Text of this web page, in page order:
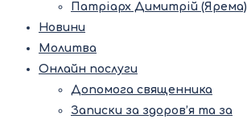
Патріарх Димитрій (Ярема)
Новини
Молитва
Онлайн послуги
Допомога священника
Записки за здоров’я та за